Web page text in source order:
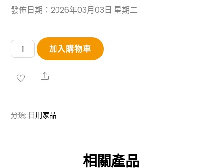
發佈日期：2026年03月03日 星期二
【Hauz】
碳
鋼
開
加入購物車
Share
分類: 日用家品
相關產品